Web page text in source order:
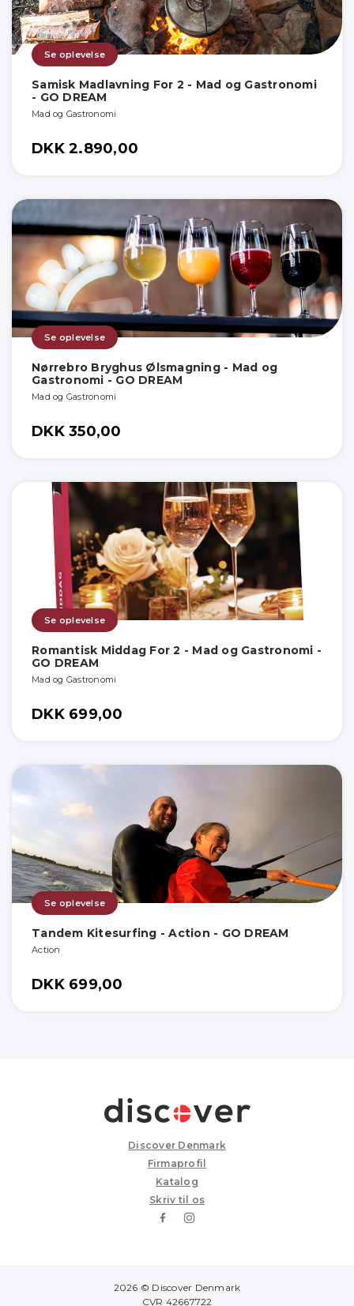
Se oplevelse
Samisk Madlavning For 2 - Mad og Gastronomi
- GO DREAM
Mad og Gastronomi
DKK 2.890,00
Se oplevelse
Nørrebro Bryghus Ølsmagning - Mad og
Gastronomi - GO DREAM
Mad og Gastronomi
DKK 350,00
Se oplevelse
Romantisk Middag For 2 - Mad og Gastronomi -
GO DREAM
Mad og Gastronomi
DKK 699,00
Se oplevelse
Tandem Kitesurfing - Action - GO DREAM
Action
DKK 699,00
Discover Denmark
Firmaprofil
Katalog
Skriv til os
2026 © Discover Denmark
CVR 42667722